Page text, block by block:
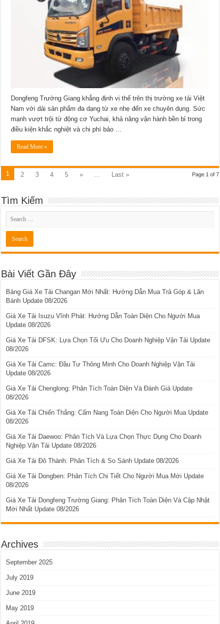
Trường
Giang:
Toàn
Diện
Và
Cập
Nhật
Nhất
Update
08/2026
Dongfeng Trường Giang khẳng định vị thế trên thị trường xe tải Việt
Nam với dải sản phẩm đa dạng từ xe nhẹ đến xe chuyên dụng. Sức
mạnh vượt trội từ động cơ Yuchai, khả năng vận hành bền bỉ trong
điều kiện khắc nghiệt và chi phí bảo …
Read More »
Page 1 of 7
1 2 3 4 5 » ... Last »
Tìm Kiếm
Bài Viết Gần Đây
Bảng Giá Xe Tải Changan Mới Nhất: Hướng Dẫn Mua Trả Góp & Lăn
Bánh Update 08/2026
Giá Xe Tải Isuzu Vĩnh Phát: Hướng Dẫn Toàn Diện Cho Người Mua
Update 08/2026
Giá Xe Tải DFSK: Lựa Chọn Tối Ưu Cho Doanh Nghiệp Vận Tải Update
08/2026
Giá Xe Tải Camc: Đầu Tư Thông Minh Cho Doanh Nghiệp Vận Tải
Update 08/2026
Giá Xe Tải Chenglong: Phân Tích Toàn Diện Và Đánh Giá Update
08/2026
Giá Xe Tải Chiến Thắng: Cẩm Nang Toàn Diện Cho Người Mua Update
08/2026
Giá Xe Tải Daewoo: Phân Tích Và Lựa Chọn Thực Dụng Cho Doanh
Nghiệp Vận Tải Update 08/2026
Giá Xe Tải Đô Thành: Phân Tích & So Sánh Update 08/2026
Giá Xe Tải Dongben: Phân Tích Chi Tiết Cho Người Mua Mới Update
08/2026
Giá Xe Tải Dongfeng Trường Giang: Phân Tích Toàn Diện Và Cập Nhật
Mới Nhất Update 08/2026
Archives
September 2025
July 2019
June 2019
May 2019